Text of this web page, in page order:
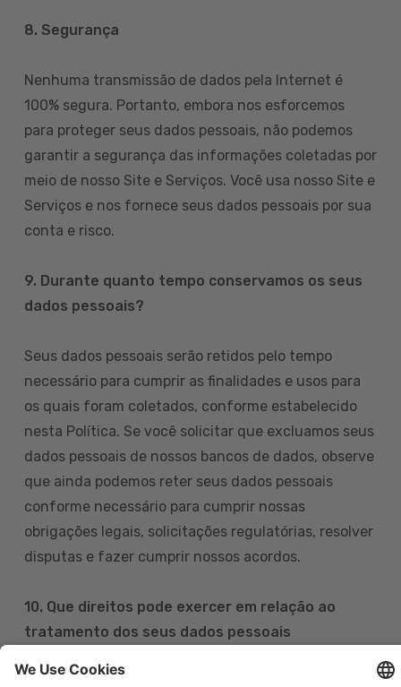
8. Segurança
Nenhuma transmissão de dados pela Internet é
100% segura. Portanto, embora nos esforcemos
para proteger seus dados pessoais, não podemos
garantir a segurança das informações coletadas por
meio de nosso Site e Serviços. Você usa nosso Site e
Serviços e nos fornece seus dados pessoais por sua
conta e risco.
9. Durante quanto tempo conservamos os seus
dados pessoais?
Seus dados pessoais serão retidos pelo tempo
necessário para cumprir as finalidades e usos para
os quais foram coletados, conforme estabelecido
nesta Política. Se você solicitar que excluamos seus
dados pessoais de nossos bancos de dados, observe
que ainda podemos reter seus dados pessoais
conforme necessário para cumprir nossas
obrigações legais, solicitações regulatórias, resolver
disputas e fazer cumprir nossos acordos.
10. Que direitos pode exercer em relação ao
tratamento dos seus dados pessoais